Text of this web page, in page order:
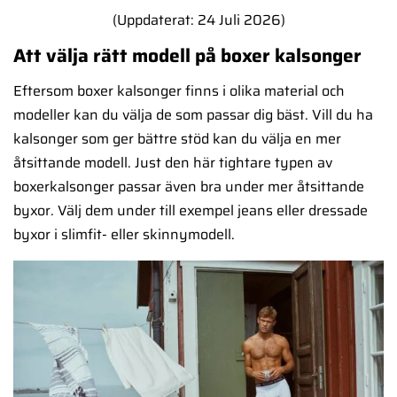
(Uppdaterat: 24 Juli 2026)
Att välja rätt modell på boxer kalsonger
Eftersom boxer kalsonger finns i olika material och
modeller kan du välja de som passar dig bäst. Vill du ha
kalsonger som ger bättre stöd kan du välja en mer
åtsittande modell. Just den här tightare typen av
boxerkalsonger passar även bra under mer åtsittande
byxor. Välj dem under till exempel jeans eller dressade
byxor i slimfit- eller skinnymodell.